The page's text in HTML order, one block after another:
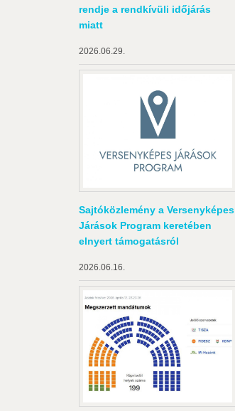
rendje a rendkívüli időjárás
miatt
2026.06.29.
Sajtóközlemény a Versenyképes
Járások Program keretében
elnyert támogatásról
2026.06.16.